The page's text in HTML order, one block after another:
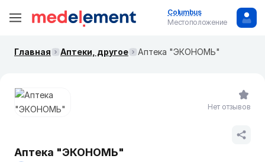
Columbus
Местоположение
Главная Аптеки, другое Аптека "ЭКОНОМЬ"
Аптека "ЭКОНОМЬ"
Нет отзывов